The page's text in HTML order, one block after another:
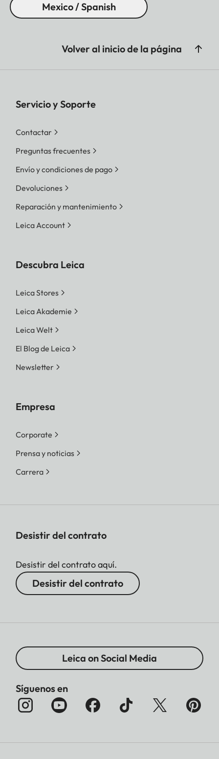
Mexico / Spanish
Volver al inicio de la página
Servicio y Soporte
Contactar
Preguntas frecuentes
Envío y condiciones de pago
Devoluciones
Reparación y mantenimiento
Leica Account
Descubra Leica
Leica Stores
Leica Akademie
Leica Welt
El Blog de Leica
Newsletter
Empresa
Corporate
Prensa y noticias
Carrera
Desistir del contrato
Desistir del contrato aquí.
Desistir del contrato
Leica on Social Media
Síguenos en